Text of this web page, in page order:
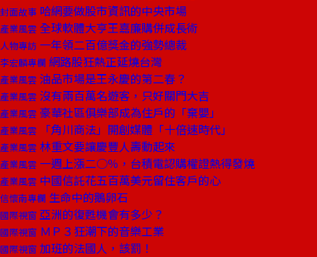
封面故事 哈網要做股市資訊的中央市場
產業風雲 全球軟體大亨王嘉廉購併成長術
人物專訪 一年領二百億獎金的強勢總裁
李宏麟專欄 網路股狂熱正延燒台灣
產業風雲 油品市場是王永慶的第二春？
產業風雲 沒有兩百萬名遊客，只好關門大吉
產業風雲 豪華社區俱樂部成為住戶的「棄嬰」
產業風雲 「角川商法」開創媒體「十倍速時代」
產業風雲 林重文要讓慶豐人壽動起來
產業風雲 一週上漲二○％，台積電認購權證熱得發燒
產業風雲 中國信託花五百萬美元留住客戶的心
信懷南專欄 生命中的鵝卵石
國際視窗 亞洲的復甦機會有多少？
國際視窗 ＭＰ３狂潮下的音樂工業
國際視窗 加班的法國人，該罰！